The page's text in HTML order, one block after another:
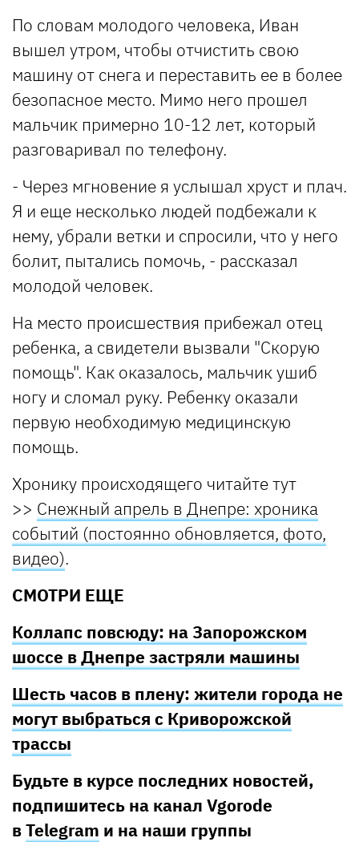
По словам молодого человека, Иван
вышел утром, чтобы отчистить свою
машину от снега и переставить ее в более
безопасное место. Мимо него прошел
мальчик примерно 10-12 лет, который
разговаривал по телефону.
- Через мгновение я услышал хруст и плач.
Я и еще несколько людей подбежали к
нему, убрали ветки и спросили, что у него
болит, пытались помочь, - рассказал
молодой человек.
На место происшествия прибежал отец
ребенка, а свидетели вызвали "Скорую
помощь". Как оказалось, мальчик ушиб
ногу и сломал руку. Ребенку оказали
первую необходимую медицинскую
помощь.
Хронику происходящего читайте тут
>> Снежный апрель в Днепре: хроника
событий (постоянно обновляется, фото,
видео).
СМОТРИ ЕЩЕ
Коллапс повсюду: на Запорожском
шоссе в Днепре застряли машины
Шесть часов в плену: жители города не
могут выбраться с Криворожской
трассы
Будьте в курсе последних новостей,
подпишитесь на канал Vgorode
вTelegram и на наши группы